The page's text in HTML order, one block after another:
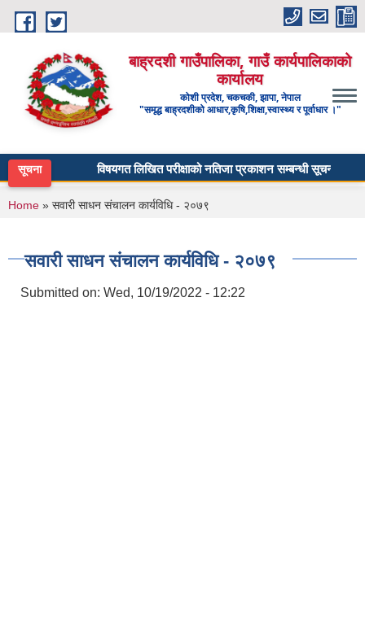
Skip to main content
बाह्रदशी गाउँपालिका, गाउँ कार्यपालिकाको
कार्यालय
कोशी प्रदेश, चकचकी, झापा, नेपाल
"समृद्ध बाह्रदशीको आधार,कृषि,शिक्षा,स्वास्थ्य र पूर्वाधार ।"
सूचना विषयगत लिखित परीक्षाको नतिजा प्रकाशन सम्बन्धी सूचना -
You are here
Home » सवारी साधन संचालन कार्यविधि - २०७९
सवारी साधन संचालन कार्यविधि - २०७९
Submitted on: Wed, 10/19/2022 - 12:22